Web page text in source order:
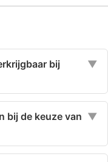
bij
▼
bij de keuze van ▼